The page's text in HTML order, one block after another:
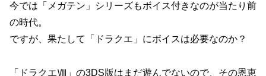
今では「メガテン」シリーズもボイス付きなのが当たり前
の時代。
ですが、果たして「ドラクエ」にボイスは必要なのか？
「ドラクエⅧ」の3DS版はまだ遊んでないので、その恩恵